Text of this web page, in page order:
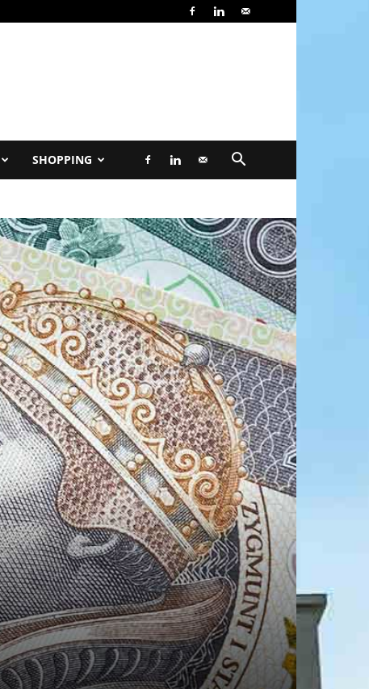
SHOPPING